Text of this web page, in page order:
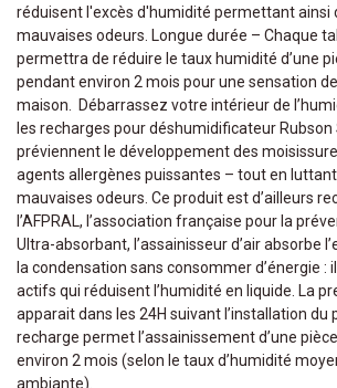
réduisent l'excès d'humidité permettant ainsi
mauvaises odeurs. Longue durée – Chaque
permettra de réduire le taux humidité d’une
pendant environ 2 mois pour une sensation
maison. Débarrassez votre intérieur de
les recharges pour déshumidificateur Rubson
préviennent le développement des
agents allergènes puissantes – tout en
mauvaises odeurs. Ce produit est d’ailleurs
l’AFPRAL, l’association française pour la
Ultra-absorbant, l’assainisseur d’air absorbe
la condensation sans consommer d’énergie :
actifs qui réduisent l’humidité en liquide. La
apparait dans les 24H suivant l’installation du
recharge permet l’assainissement d’une
environ 2 mois (selon le taux d’humidité
ambiante).